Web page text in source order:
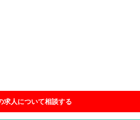
求人について相談する